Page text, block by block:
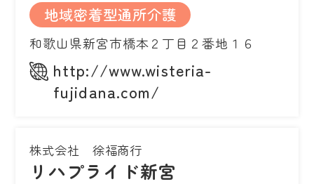
地域密着型通所介護
和歌山県新宮市橋本２丁目２番地１６
http://www.wisteria-
fujidana.com/
株式会社 徐福商行
リハプライド新宮